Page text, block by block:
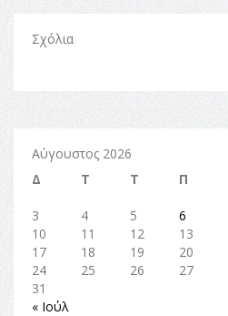
Σχόλια
Αύγουστος 2026
Δ
Τ Τ Π
3
4 5 6
10
11 12 13
17
18 19 20
24
25 26 27
31
« Ιούλ